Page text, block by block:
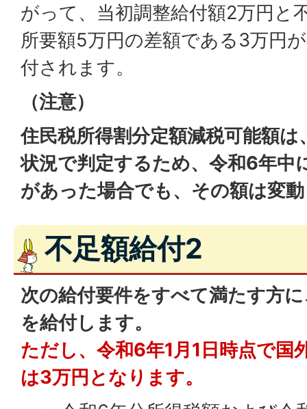
がって、当初調整給付額2万円と
所要額5万円の差額である3万円
付されます。
（注意）
住民税所得割分定額減税可能額
状況で判定するため、令和6年中
があった場合でも、その額は変
不足額給付2
次の給付要件をすべて満たす方
を給付します。
ただし、令和6年1月1日時点で国
は3万円となります。